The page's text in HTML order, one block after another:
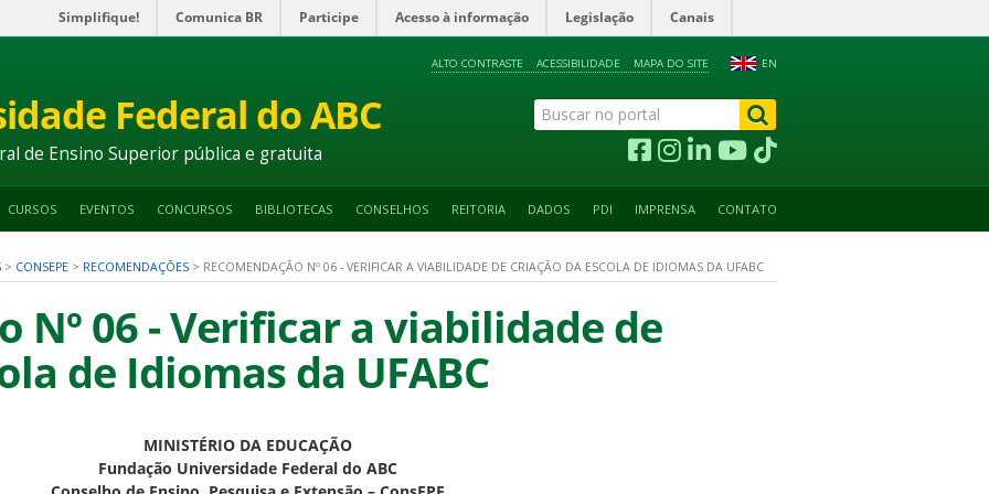
Simplifique! Comunica BR Participe Acesso à informação Legislação Canais
EN
ALTO CONTRASTE ACESSIBILIDADE MAPA DO SITE
Federal do ABC
de Ensino Superior pública e gratuita
CURSOS EVENTOS CONCURSOS BIBLIOTECAS CONSELHOS REITORIA DADOS PDI IMPRENSA CONTATO
> CONSEPE > RECOMENDAÇÕES > RECOMENDAÇÃO Nº 06 - VERIFICAR A VIABILIDADE DE CRIAÇÃO DA ESCOLA DE IDIOMAS DA UFABC
Nº 06 - Verificar a viabilidade de
de Idiomas da UFABC
MINISTÉRIO DA EDUCAÇÃO
Fundação Universidade Federal do ABC